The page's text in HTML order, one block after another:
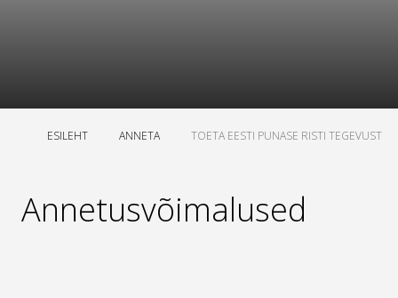
ESILEHT ANNETA TOETA EESTI PUNASE RISTI TEGEVUST
Annetusvõimalused